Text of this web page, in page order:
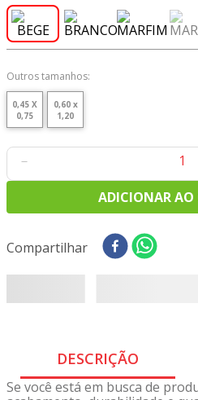
Outros tamanhos:
0,45 X
0,75
0,60 x
1,20
－
ADICIONAR AO
Compartilhar
DESCRIÇÃO
Se você está em busca de
7
tecido tricoline
8º
tricoline digital
tecido oxford
10º tapete sisal